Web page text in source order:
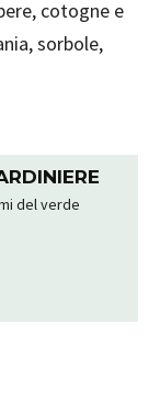
cotogne e
sorbole,
del verde